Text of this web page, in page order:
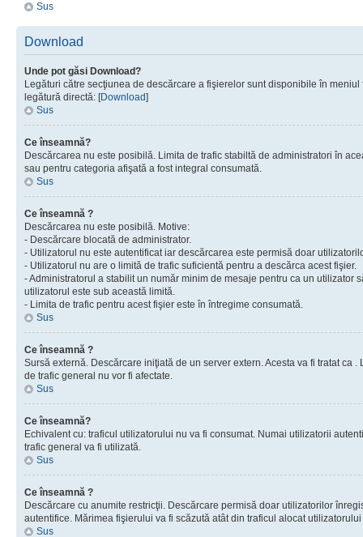
Sus
Download
Unde pot găsi Download?
Legături către secţiunea de descărcare a fişierelor sunt disponibile în
legătură directă: [Download]
Sus
Ce înseamnă?
Descărcarea nu este posibilă. Limita de trafic stabiltă de administratori în
sau pentru categoria afişată a fost integral consumată.
Sus
Ce înseamnă ?
Descărcarea nu este posibilă. Motive:
- Descărcare blocată de administrator.
- Utilizatorul nu este autentificat iar descărcarea este permisă doar
- Utilizatorul nu are o limită de trafic suficientă pentru a descărca acest fişier.
- Administratorul a stabilit un număr minim de mesaje pentru ca un utilizator
utilizatorul este sub această limită.
- Limita de trafic pentru acest fişier este în întregime consumată.
Sus
Ce înseamnă ?
Sursă externă. Descărcare iniţiată de un server extern. Acesta va fi tratat ca
de trafic general nu vor fi afectate.
Sus
Ce înseamnă?
Echivalent cu: traficul utilizatorului nu va fi consumat. Numai utilizatorii
trafic general va fi utilizată.
Sus
Ce înseamnă ?
Descărcare cu anumite restricţii. Descărcare permisă doar utilizatorilor
autentifice. Mărimea fişierului va fi scăzută atât din traficul alocat
Sus